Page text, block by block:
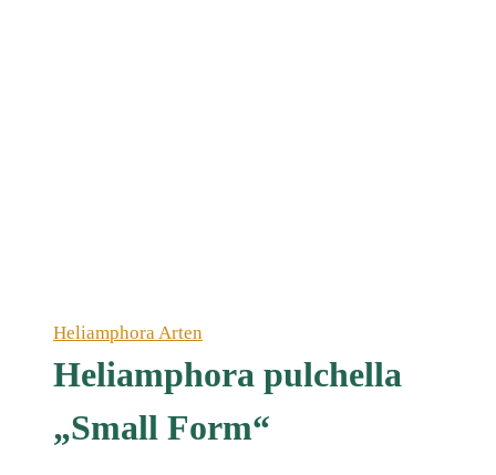
Heliamphora Arten
Heliamphora pulchella
„Small Form“